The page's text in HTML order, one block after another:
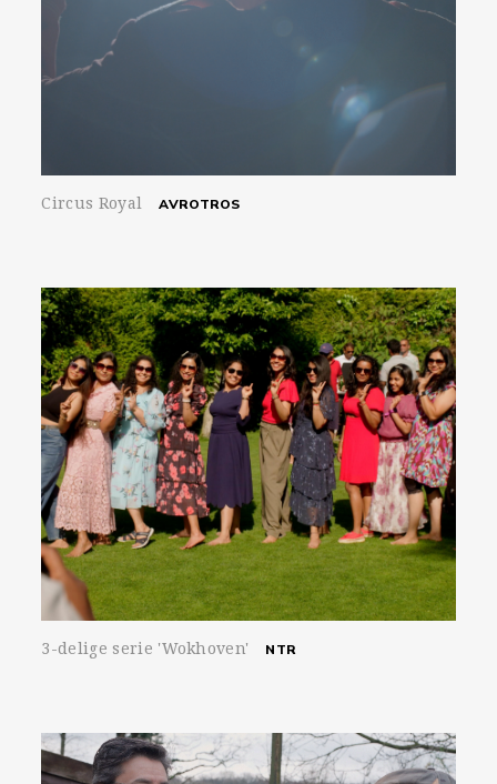
Circus Royal AVROTROS
3-delige serie 'Wokhoven' NTR